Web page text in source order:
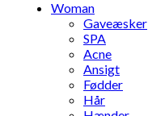
Woman
Gaveæsker
SPA
Acne
Ansigt
Fødder
Hår